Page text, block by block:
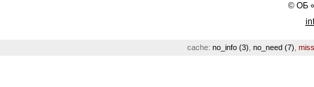
©ОБ
cache: no_info (3) no_need (7)